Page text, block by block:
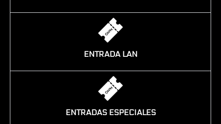
ENTRADA LAN
ENTRADAS ESPECIALES